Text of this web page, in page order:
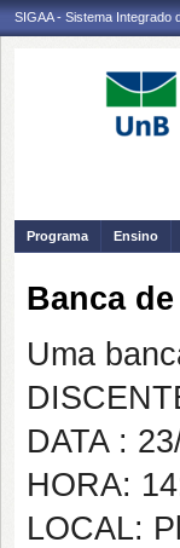
SIGAA - Sistema Integrado
Programa Ensino
Banca
Uma
DATA :
HORA:
LOCAL: